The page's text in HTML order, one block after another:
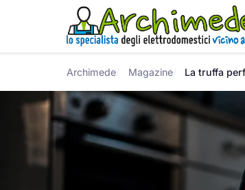
Archimede Magazine La truffa